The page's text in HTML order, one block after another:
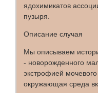
ядохимикатов
пузыря.
Описание случая
Мы описываем
- новорожденного
экстрофией
окружающая среда